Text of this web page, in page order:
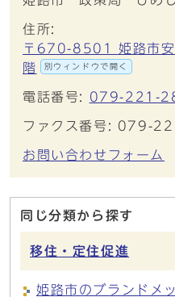
住所:
〒670-8501 姫路市安
階
別ウィンドウで開く
電話番号: 079-221-
ファクス番号: 079-
お問い合わせフォーム
同じ分類から探す
移住・定住促進
姫路市のブランドメ